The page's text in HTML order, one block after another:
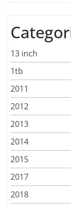
13 inch
1tb
2011
2012
2013
2014
2015
2017
2018